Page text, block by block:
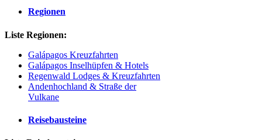
Regionen
Liste Regionen:
Galápagos Kreuzfahrten
Galápagos Inselhüpfen & Hotels
Regenwald Lodges & Kreuzfahrten
Andenhochland & Straße der
Vulkane
Reisebausteine